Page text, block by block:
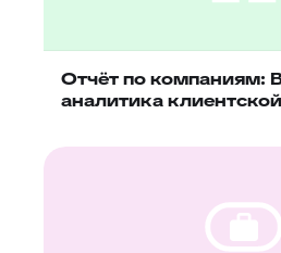
Отчёт по компаниям:
аналитика